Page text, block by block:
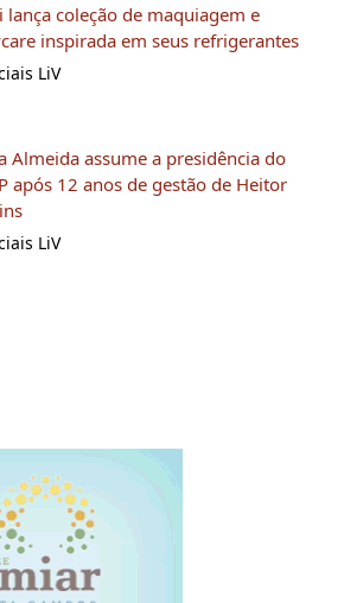
lança coleção de maquiagem e
inspirada em seus refrigerantes
LiV
Almeida assume a presidência do
após 12 anos de gestão de Heitor
LiV